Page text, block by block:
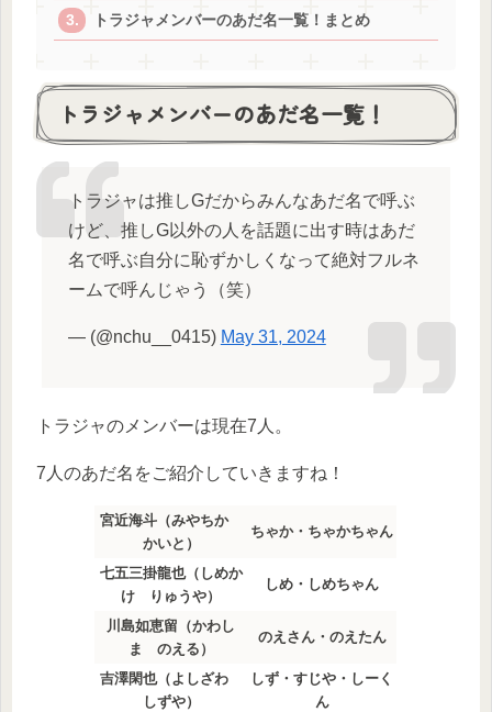
トラジャメンバーのあだ名一覧！まとめ
トラジャメンバーのあだ名一覧！
トラジャは推しGだからみんなあだ名で呼ぶ
けど、推しG以外の人を話題に出す時はあだ
名で呼ぶ自分に恥ずかしくなって絶対フルネ
ームで呼んじゃう（笑）
— (@nchu__0415) May 31, 2024
トラジャのメンバーは現在7人。
7人のあだ名をご紹介していきますね！
宮近海斗（みやちか
かいと）
ちゃか・ちゃかちゃん
七五三掛龍也（しめか
け りゅうや）
しめ・しめちゃん
川島如恵留（かわし
ま のえる）
のえさん・のえたん
吉澤閑也（よしざわ
しずや）
しず・すじや・しーく
ん